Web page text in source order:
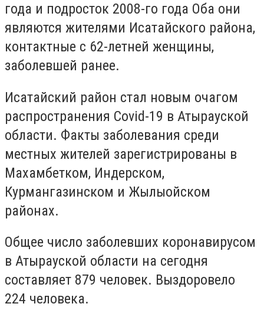
года и подросток 2008-го года Оба они
являются жителями Исатайского района,
контактные с 62-летней женщины,
заболевшей ранее.
Исатайский район стал новым очагом
распространения Covid-19 в Атырауской
области. Факты заболевания среди
местных жителей зарегистрированы в
Махамбетком, Индерском,
Курмангазинском и Жылыойском
районах.
Общее число заболевших коронавирусом
в Атырауской области на сегодня
составляет 879 человек. Выздоровело
224 человека.